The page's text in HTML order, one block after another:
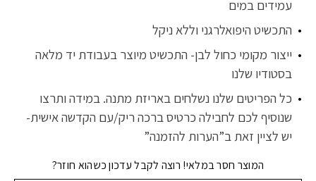
עמידים במים
התכשיט היפואלרגני וללא ניקל
ייצור מקומי כחול לבן- התכשיט מיוצר בעבודת יד מלאה
בסטודיו שלנו
כל הפריטים שלנו נשלחים באריזת מתנה. במידה ותרצו
שנוסיף לכם לחבילה כרטיס ברכה ריק/עם הקדשה אישית-
יש לציין זאת ב”הערות להזמנה”
המוצר חסר במלאי! רוצה לקבל עדכון כשהוא חוזר?